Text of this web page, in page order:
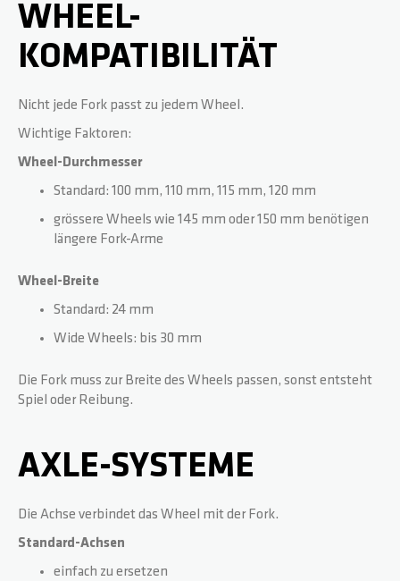
WHEEL-
KOMPATIBILITÄT
Nicht jede Fork passt zu jedem Wheel.
Wichtige Faktoren:
Wheel-Durchmesser
Standard: 100 mm, 110 mm, 115 mm, 120 mm
grössere Wheels wie 145 mm oder 150 mm benötigen
längere Fork-Arme
Wheel-Breite
Standard: 24 mm
Wide Wheels: bis 30 mm
Die Fork muss zur Breite des Wheels passen, sonst entsteht
Spiel oder Reibung.
AXLE-SYSTEME
Die Achse verbindet das Wheel mit der Fork.
Standard-Achsen
einfach zu ersetzen